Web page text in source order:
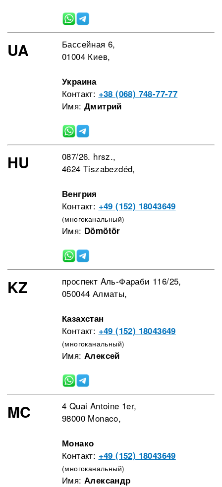
UA
Бассейная 6,
01004 Киев,
Украина
Контакт: +38 (068) 748-77-77
Имя: Дмитрий
HU
087/26. hrsz.,
4624 Tiszabezdéd,
Венгрия
Контакт: +49 (152) 18043649
(многоканальный)
Имя: Dömötör
KZ
проспект Aль-Фараби 116/25,
050044 Алматы,
Казахстан
Контакт: +49 (152) 18043649
(многоканальный)
Имя: Алексей
MC
4 Quai Antoine 1er,
98000 Monaco,
Монако
Контакт: +49 (152) 18043649
(многоканальный)
Имя: Александр